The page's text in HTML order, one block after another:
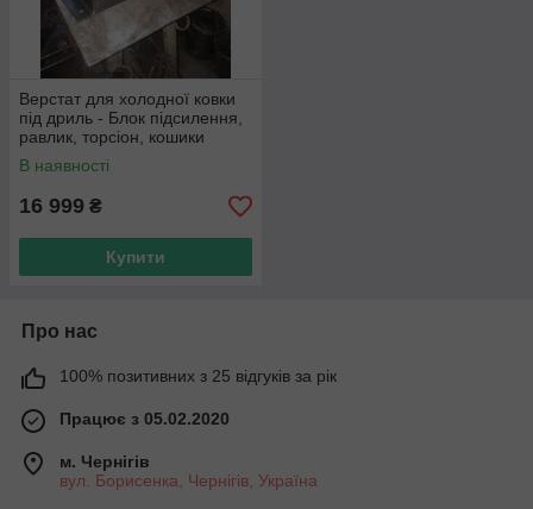
Верстат для холодної ковки
під дриль - Блок підсилення,
равлик, торсіон, кошики
В наявності
16 999 ₴
Купити
Про нас
100% позитивних з 25 відгуків за рік
Працює з 05.02.2020
м. Чернігів
вул. Борисенка, Чернігів, Україна